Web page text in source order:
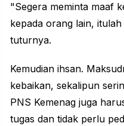
"Segera meminta maaf
kepada orang lain,
tuturnya.
Kemudian ihsan.
kebaikan, sekalipun
PNS Kemenag juga
tugas dan tidak perlu